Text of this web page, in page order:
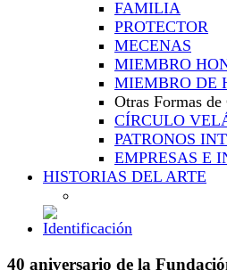
FAMILIA
PROTECTOR
MECENAS
MIEMBRO
MIEMBRO DE
Otras Formas
CÍRCULO
PATRONOS
EMPRESAS E
HISTORIAS DEL ARTE
40 aniversario de la